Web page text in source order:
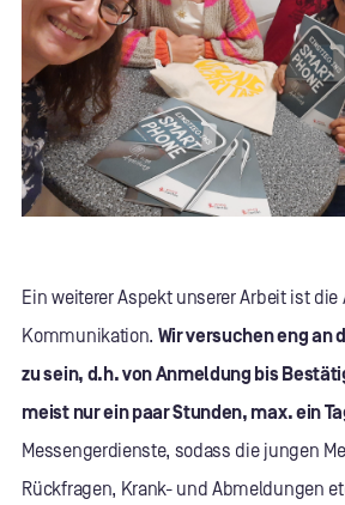
Ein weiterer Aspekt unserer Arbeit ist die
Kommunikation. Wir versuchen eng an
zu sein, d.h. von Anmeldung bis
meist nur ein paar Stunden, max. ein
Messengerdienste, sodass die jungen
Rückfragen, Krank- und Abmeldungen